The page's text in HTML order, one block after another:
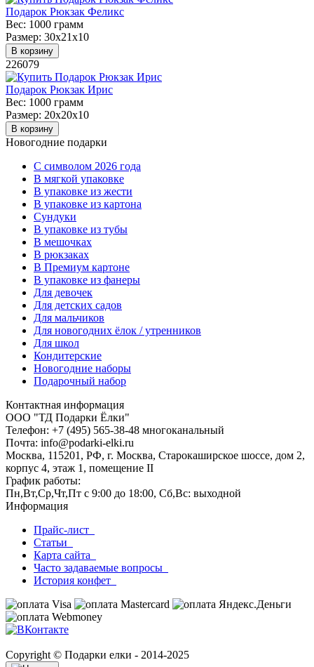
Подарок Рюкзак Феликс
Вес: 1000 грамм
Размер: 30х21х10
В корзину
226079
Подарок Рюкзак Ирис
Вес: 1000 грамм
Размер: 20х20х10
В корзину
Новогодние подарки
C символом 2026 года
В мягкой упаковке
В упаковке из жести
В упаковке из картона
Сундуки
В упаковке из тубы
В мешочках
В рюкзаках
В Премиум картоне
В упаковке из фанеры
Для девочек
Для детских садов
Для мальчиков
Для новогодних ёлок / утренников
Для школ
Кондитерские
Новогодние наборы
Подарочный набор
Контактная информация
ООО "ТД Подарки Ёлки"
Телефон: +7 (495) 565-38-48 многоканальный
Почта: info@podarki-elki.ru
Москва, 115201, РФ, г. Москва, Старокаширское шоссе, дом 2,
корпус 4, этаж 1, помещение II
График работы:
Пн,Вт,Ср,Чт,Пт с 9:00 до 18:00, Сб,Вс: выходной
Информация
Прайс-лист
Статьи
Карта сайта
Часто задаваемые вопросы
История конфет
Copyright © Подарки елки - 2014-2025